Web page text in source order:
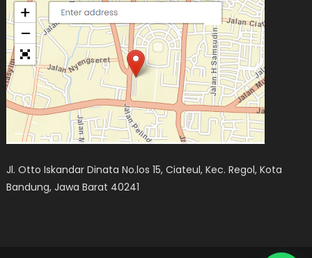
Jl. Otto Iskandar Dinata No.los 15, Ciateul, Kec. Regol, Kota
Bandung, Jawa Barat 40241